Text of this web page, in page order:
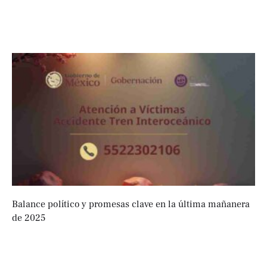
Balance político y promesas clave en la última mañanera
de 2025